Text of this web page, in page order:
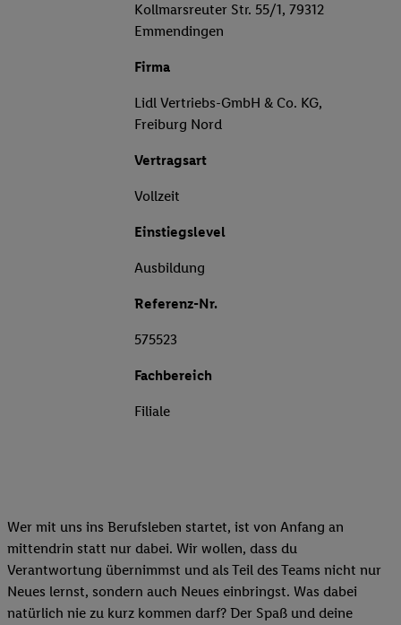
Kollmarsreuter Str. 55/1, 79312
Emmendingen
Firma
Lidl Vertriebs-GmbH & Co. KG,
Freiburg Nord
Vertragsart
Vollzeit
Einstiegslevel
Ausbildung
Referenz-Nr.
575523
Fachbereich
Filiale
Wer mit uns ins Berufsleben startet, ist von Anfang an
mittendrin statt nur dabei. Wir wollen, dass du
Verantwortung übernimmst und als Teil des Teams nicht nur
Neues lernst, sondern auch Neues einbringst. Was dabei
natürlich nie zu kurz kommen darf? Der Spaß und deine